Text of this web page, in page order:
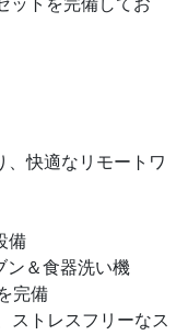
、快適なリモートワ
備
ン＆食器洗い機
完備
ストレスフリーなス